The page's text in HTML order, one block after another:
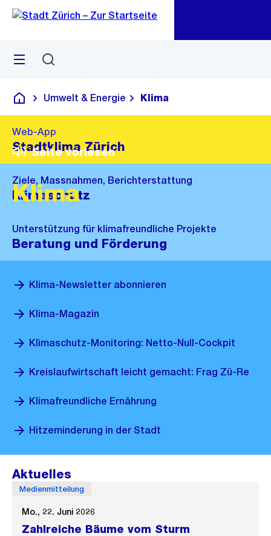
Navigation
Sprunglink
Menü
Deutsch
Umwelt & Energie Klima
Seite vorlesen
Klima
Web-App
Stadtklima Zürich
Ziele, Massnahmen, Berichterstattung
Klimaschutz
Unterstützung für klimafreundliche Projekte
Beratung und Förderung
Klima-Newsletter abonnieren
Klima-Magazin
Klimaschutz-Monitoring: Netto-Null-Cockpit
Kreislaufwirtschaft leicht gemacht: Frag Zü-Re
Klimafreundliche Ernährung
Hitzeminderung in der Stadt
Aktuelles
Medienmitteilung
Mo., 22. Juni 2026
Zahlreiche Bäume vom Sturm